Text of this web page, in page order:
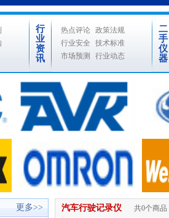
行
业
资
讯
热点评论 政策法规
行业安全
技术标准
市场预测
行业动态
二
手
仪
器
更多>> 汽车行驶记录仪 共0个商品